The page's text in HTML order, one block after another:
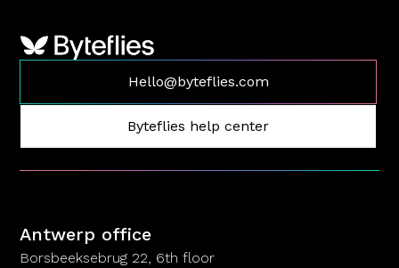
Hello@byteflies.com
Byteflies help center
Antwerp office
Borsbeeksebrug 22, 6th floor